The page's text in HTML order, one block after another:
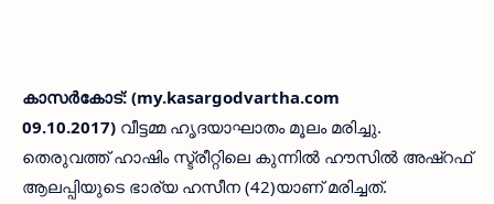
കാസര്‍കോട്: (my.kasargodvartha.com
09.10.2017) വീട്ടമ്മ ഹൃദയാഘാതം മൂലം മരിച്ചു.
തെരുവത്ത് ഹാഷിം സ്ട്രീറ്റിലെ കുന്നില്‍ ഹൗസില്‍ അഷ്‌റഫ്
ആലപ്പിയുടെ ഭാര്യ ഹസീന (42)യാണ് മരിച്ചത്.